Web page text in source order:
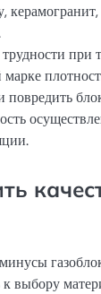
при
марке
повредить
выбору